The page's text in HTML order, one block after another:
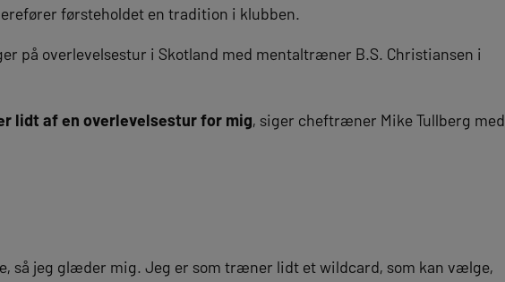
førsteholdet en tradition i klubben.
på overlevelsestur i Skotland med mentaltræner B.S. Christiansen i
lidt af en overlevelsestur for mig, siger cheftræner Mike Tullberg med
så jeg glæder mig. Jeg er som træner lidt et wildcard, som kan vælge,